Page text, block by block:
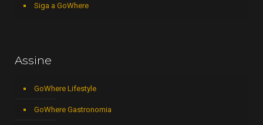
Siga a GoWhere
Assine
GoWhere Lifestyle
GoWhere Gastronomia